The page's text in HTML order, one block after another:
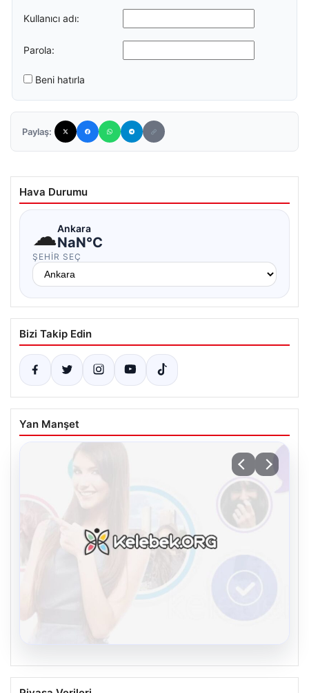
Kullanıcı adı:
Parola:
Beni hatırla
Paylaş:
Hava Durumu
☁Ankara
NaN°C
ŞEHIR SEÇ
Bizi Takip Edin
Yan Manşet
Kelebek.Org İle Dijital İletişimin Seviyeli